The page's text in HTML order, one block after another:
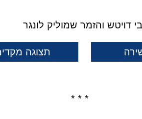
דויטש והזמר שמוליק לונגר
תצוגה
* * *